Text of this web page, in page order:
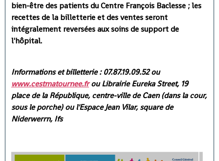
bien-être des patients du Centre François Baclesse ; les
recettes de la billetterie et des ventes seront
intégralement reversées aux soins de support de
l'hôpital.
Informations et billetterie : 07.87.19.09.52 ou
www.cestmatournee.frou Librairie Eureka Street, 19
place de la République, centre-ville de Caen (dans la cour,
sous le porche) ou l'Espace Jean Vilar, square de
Niderwerrn, Ifs